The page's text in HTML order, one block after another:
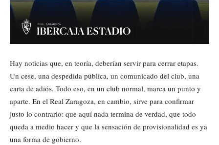
Hay noticias que, en teoría, deberían servir para cerrar etapas.
Un cese, una despedida pública, un comunicado del club, una
carta de adiós. Todo eso, en un club normal, marca un punto y
aparte. En el Real Zaragoza, en cambio, sirve para confirmar
justo lo contrario: que aquí nada termina de verdad, que todo
queda a medio hacer y que la sensación de provisionalidad es ya
una forma de gobierno.